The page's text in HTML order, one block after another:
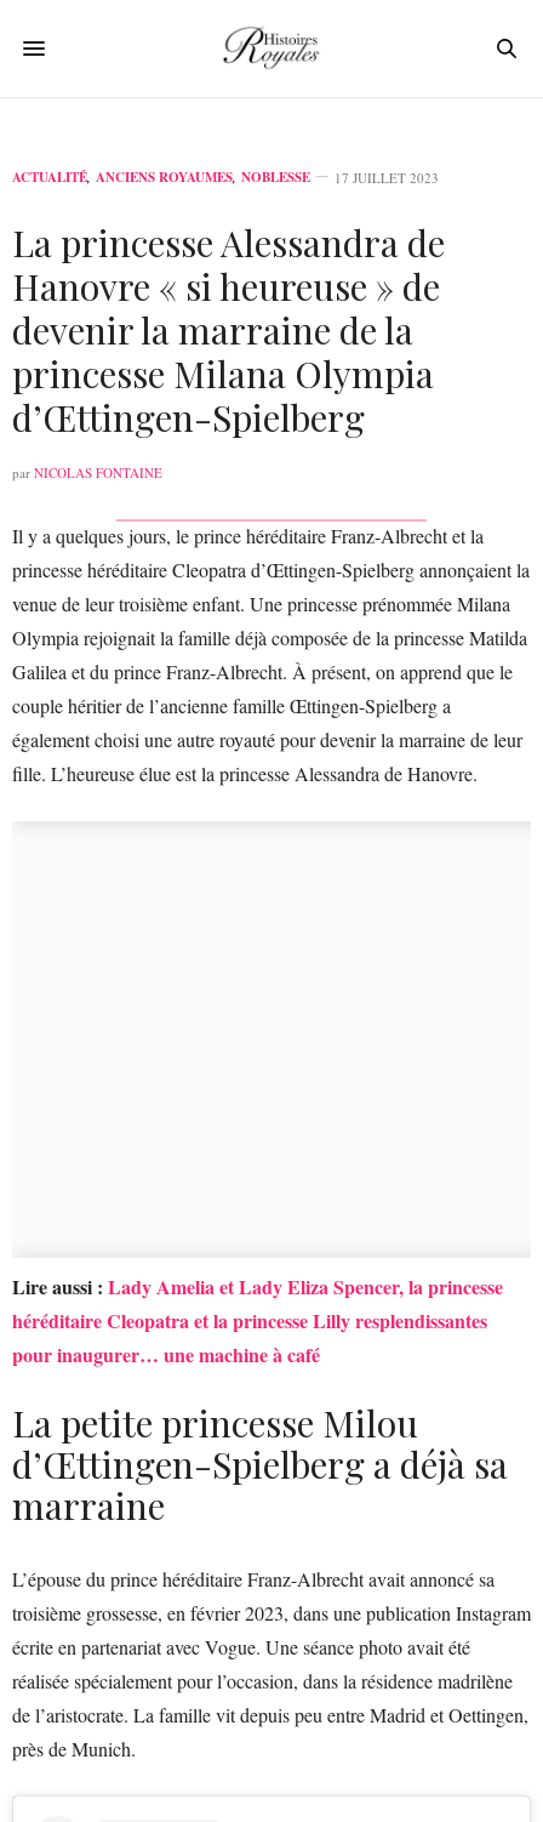
ACTUALITÉ, ANCIENS ROYAUMES, NOBLESSE 17 JUILLET 2023
La princesse Alessandra de
Hanovre « si heureuse » de
devenir la marraine de la
princesse Milana Olympia
d’Œttingen-Spielberg
par NICOLAS FONTAINE
Il y a quelques jours, le prince héréditaire Franz-Albrecht et la
princesse héréditaire Cleopatra d’Œttingen-Spielberg annonçaient la
venue de leur troisième enfant. Une princesse prénommée Milana
Olympia rejoignait la famille déjà composée de la princesse Matilda
Galilea et du prince Franz-Albrecht. À présent, on apprend que le
couple héritier de l’ancienne famille Œttingen-Spielberg a
également choisi une autre royauté pour devenir la marraine de leur
fille. L’heureuse élue est la princesse Alessandra de Hanovre.
Lire aussi : Lady Amelia et Lady Eliza Spencer, la princesse
héréditaire Cleopatra et la princesse Lilly resplendissantes
pour inaugurer… une machine à café
La petite princesse Milou
d’Œttingen-Spielberg a déjà sa
marraine
L’épouse du prince héréditaire Franz-Albrecht avait annoncé sa
troisième grossesse, en février 2023, dans une publication Instagram
écrite en partenariat avec Vogue. Une séance photo avait été
réalisée spécialement pour l’occasion, dans la résidence madrilène
de l’aristocrate. La famille vit depuis peu entre Madrid et Oettingen,
près de Munich.